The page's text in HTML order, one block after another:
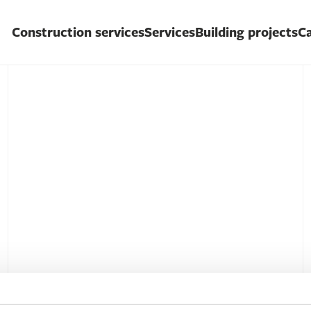
Construction servicesServicesBuilding projects